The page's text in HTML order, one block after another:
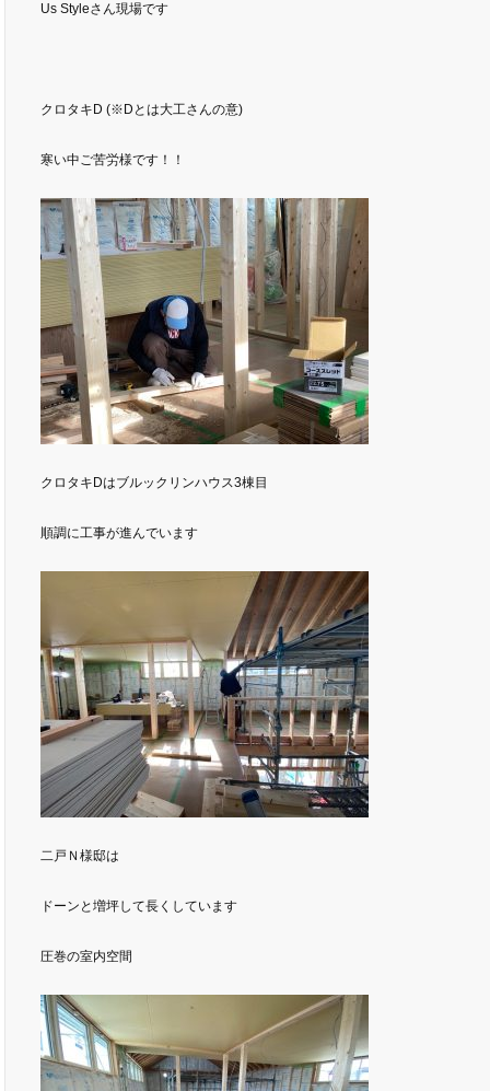
Us Styleさん現場です
クロタキD (※Dとは大工さんの意)
寒い中ご苦労様です！！
クロタキDはブルックリンハウス3棟目
順調に工事が進んでいます
二戸Ｎ様邸は
ドーンと増坪して長くしています
圧巻の室内空間